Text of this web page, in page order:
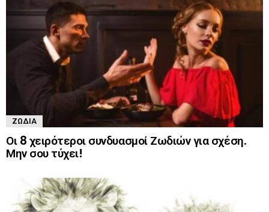
ΖΏΔΙΑ
Οι 8 χειρότεροι συνδυασμοί Ζωδιών για σχέση.
Μην σου τύχει!